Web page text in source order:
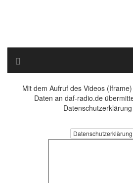
Mit dem Aufruf des Videos
Daten an daf-radio.de
Datenschutzerklärung